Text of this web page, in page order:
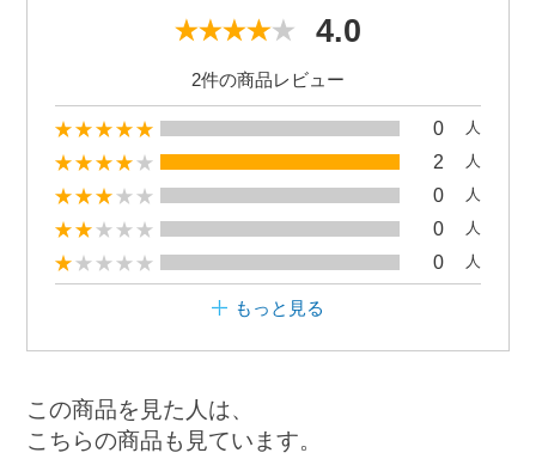
4.0
2件の商品レビュー
0 人
2 人
0 人
0 人
0 人
もっと見る
この商品を見た人は、
こちらの商品も見ています。